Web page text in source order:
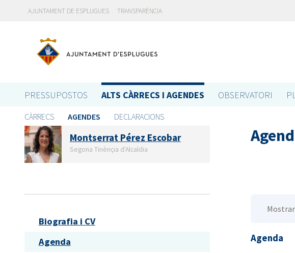
AJUNTAMENT DE ESPLUGUES TRANSPARÈNCIA
PRESSUPOSTOS ALTS CÀRRECS I AGENDES OBSERVATORI
CÀRRECS AGENDES DECLARACIONS
Montserrat Pérez Escobar
Segona Tinènçia d'Alcaldia
Biografia i CV
Agenda
Agenda